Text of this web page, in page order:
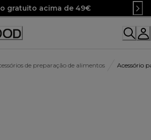
gratuito acima de 49€
de preparação de alimentos Acessório